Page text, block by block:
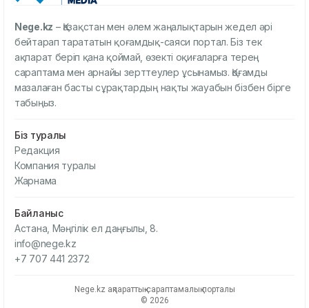
Nege.kz – Қазақстан мен әлем жаңалықтарын жедел әрі
бейтарап тарататын қоғамдық-саяси портал. Біз тек
ақпарат беріп қана қоймай, өзекті оқиғаларға терең
сараптама мен арнайы зерттеулер ұсынамыз. Қоғамды
мазалаған басты сұрақтардың нақты жауабын бізбен бірге
табыңыз.
Біз туралы
Редакция
Компания туралы
Жарнама
Байланыс
Астана, Мәңгілік ел даңғылы, 8.
info@nege.kz
+7 707 441 2372
Nege.kz ақпараттық-сараптамалық порталы
© 2026